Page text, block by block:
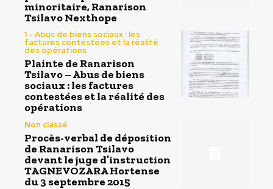
minoritaire, Ranarison
Tsilavo Nexthope
1 - Abus de biens sociaux : les
factures contestées et la réalité
des opérations
Plainte de Ranarison
Tsilavo – Abus de biens
sociaux : les factures
contestées et la réalité des
opérations
Non classé
Procès-verbal de déposition
de Ranarison Tsilavo
devant le juge d’instruction
TAGNEVOZARA Hortense
du 3 septembre 2015